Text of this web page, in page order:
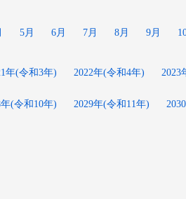
5月 6月 7月 8月 9月
年(令和3年) 2022年(令和4年) 2023
年(令和10年) 2029年(令和11年)